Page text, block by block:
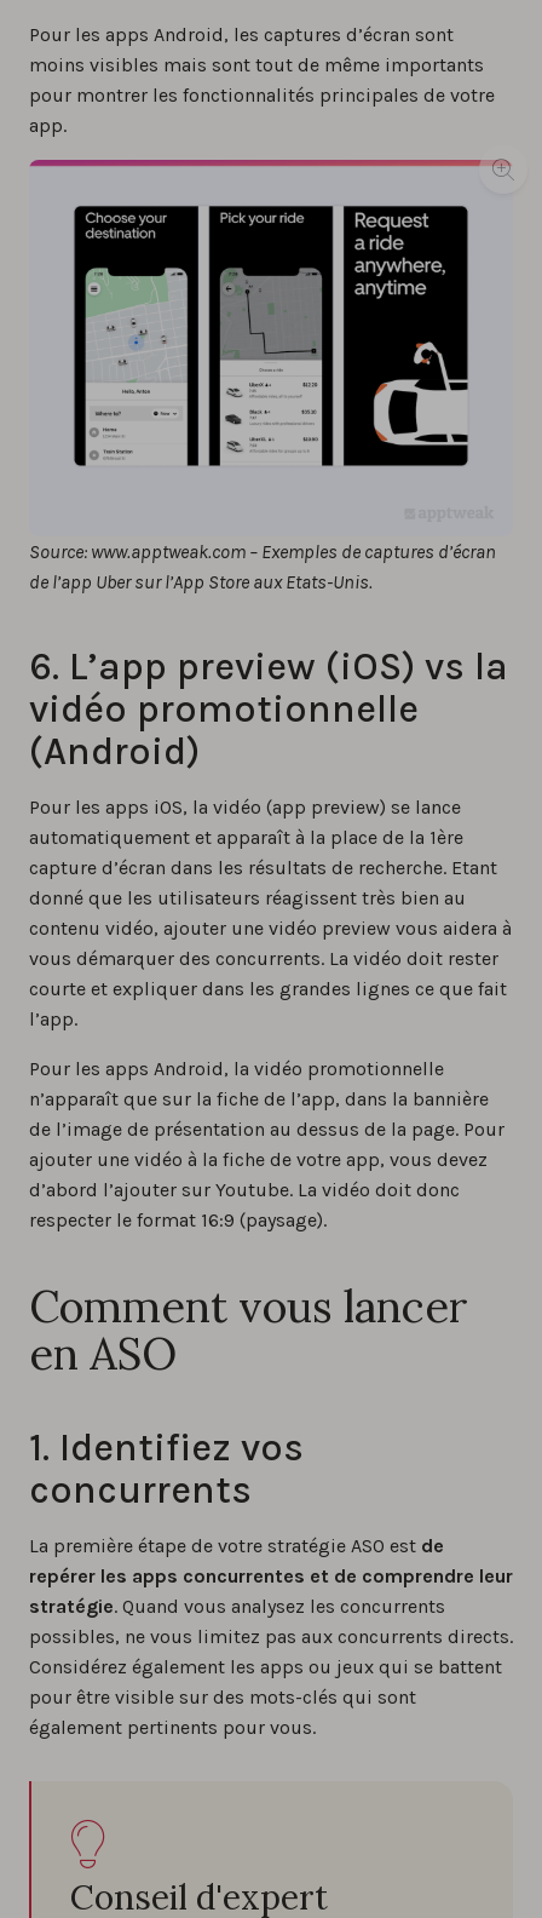
Pour les apps Android, les captures d’écran sont
moins visibles mais sont tout de même importants
pour montrer les fonctionnalités principales de votre
app.
Source: www.apptweak.com – Exemples de captures d’écran
de l’app Uber sur l’App Store aux Etats-Unis.
6. L’app preview (iOS) vs la
vidéo promotionnelle
(Android)
Pour les apps iOS, la vidéo (app preview) se lance
automatiquement et apparaît à la place de la 1ère
capture d’écran dans les résultats de recherche. Etant
donné que les utilisateurs réagissent très bien au
contenu vidéo, ajouter une vidéo preview vous aidera à
vous démarquer des concurrents. La vidéo doit rester
courte et expliquer dans les grandes lignes ce que fait
l’app.
Pour les apps Android, la vidéo promotionnelle
n’apparaît que sur la fiche de l’app, dans la bannière
de l’image de présentation au dessus de la page. Pour
ajouter une vidéo à la fiche de votre app, vous devez
d’abord l’ajouter sur Youtube. La vidéo doit donc
respecter le format 16:9 (paysage).
Comment vous lancer
en ASO
1. Identifiez vos
concurrents
La première étape de votre stratégie ASO est de
repérer les apps concurrentes et de comprendre leur
stratégie. Quand vous analysez les concurrents
possibles, ne vous limitez pas aux concurrents directs.
Considérez également les apps ou jeux qui se battent
pour être visible sur des mots-clés qui sont
également pertinents pour vous.
Conseil d'expert